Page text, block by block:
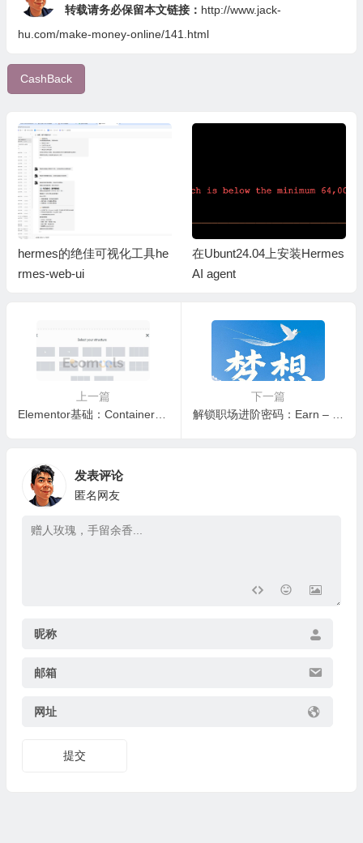
转载请务必保留本文链接： http://www.jack-
hu.com/make-money-online/141.html
CashBack
hermes的绝佳可视化工具he
rmes-web-ui
在Ubunt24.04上安装Hermes
AI agent
上一篇
Elementor基础：Container（容器）和Layout（布局）详解
下一篇
发表评论
匿名网友
昵称
邮箱
网址
提交